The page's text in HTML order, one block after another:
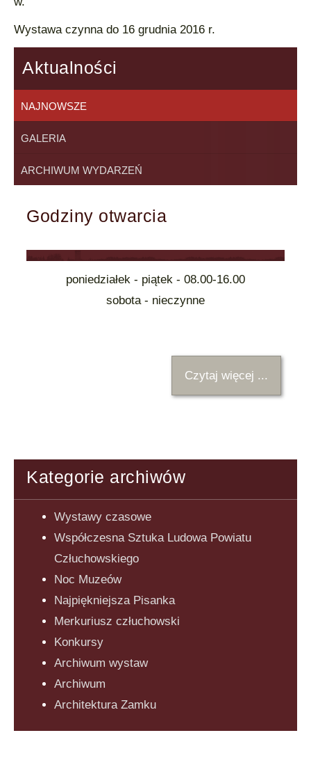
Wystawa czynna do 16 grudnia 2016 r.
Aktualności
NAJNOWSZE
GALERIA
ARCHIWUM WYDARZEŃ
Godziny otwarcia
poniedziałek - piątek - 08.00-16.00
sobota - nieczynne
Czytaj więcej ...
Kategorie archiwów
Wystawy czasowe
Współczesna Sztuka Ludowa Powiatu
Człuchowskiego
Noc Muzeów
Najpiękniejsza Pisanka
Merkuriusz człuchowski
Konkursy
Archiwum wystaw
Archiwum
Architektura Zamku